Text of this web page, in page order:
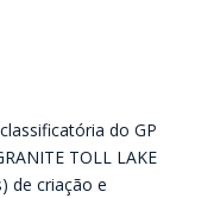
do GP
TOLL LAKE
de criação e